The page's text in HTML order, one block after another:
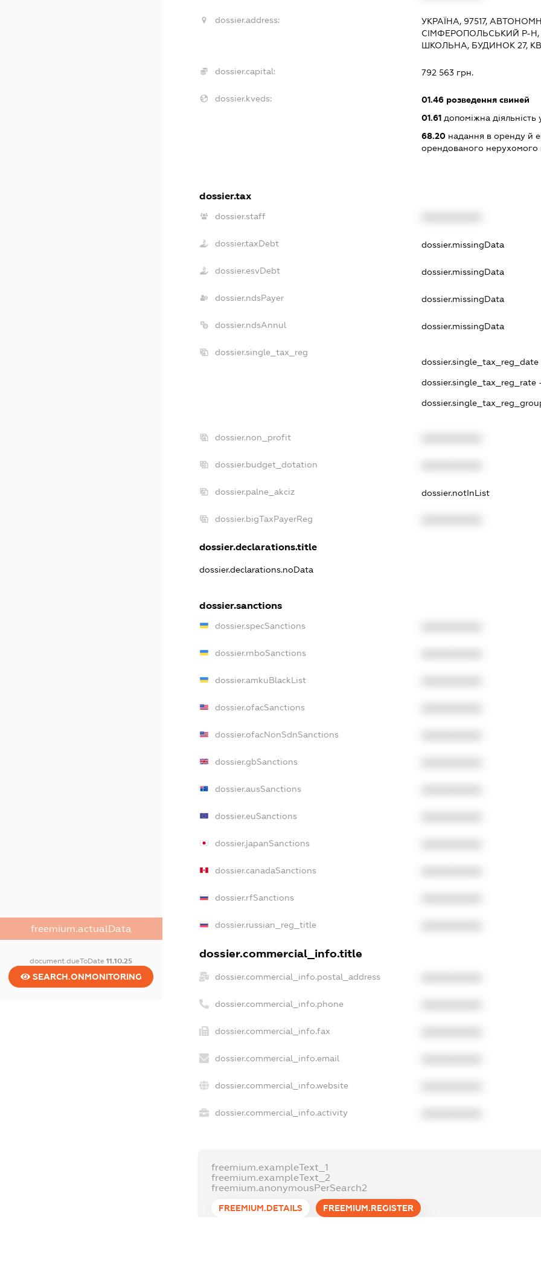
freemium.actualData
document.dueToDate11.10.25
SEARCH.ONMONITORING
dossier.address:
УКРАЇНА, 97517,
СІМФЕРОПОЛЬСЬКИЙ Р-
ШКОЛЬНА, БУДИНОК 27,
dossier.capital: 792 563 грн.
dossier.kveds: 01.46 розведення свиней
01.61 допоміжна діяльність
68.20 надання в оренду й
орендованого нерухомого
dossier.tax
dossier.staff
dossier.taxDebt dossier.missingData
dossier.esvDebt dossier.missingData
dossier.ndsPayer dossier.missingData
dossier.ndsAnnul dossier.missingData
dossier.single_tax_reg
dossier.single_tax_reg_date -
dossier.single_tax_reg_rate
dossier.non_profit
dossier.budget_dotation
dossier.palne_akciz dossier.notInList
dossier.bigTaxPayerReg
dossier.declarations.title
dossier.declarations.noData
dossier.sanctions
dossier.specSanctions
dossier.rnboSanctions
dossier.amkuBlackList
dossier.ofacSanctions
dossier.ofacNonSdnSanctions
dossier.gbSanctions
dossier.ausSanctions
dossier.euSanctions
dossier.japanSanctions
dossier.canadaSanctions
dossier.rfSanctions
dossier.russian_reg_title
dossier.commercial_info.title
dossier.commercial_info.postal_address
dossier.commercial_info.phone
dossier.commercial_info.fax
dossier.commercial_info.email
dossier.commercial_info.website
dossier.commercial_info.activity
freemium.exampleText_1
freemium.exampleText_2
freemium.anonymousPerSearch2
FREEMIUM.DETAILS FREEMIUM.REGISTER